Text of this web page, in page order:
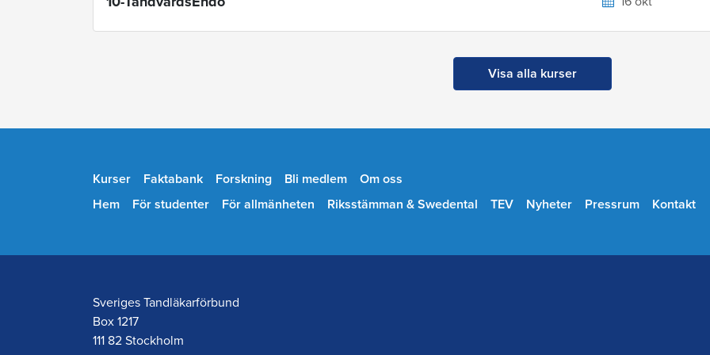
Visa alla kurser
Kurser Faktabank Forskning Bli medlem
Om oss
Hem
För studenter För allmänheten Riksstämman & Swedental TEV Nyheter Pressrum Kontakt
Sveriges Tandläkarförbund
Box 1217
111 82 Stockholm